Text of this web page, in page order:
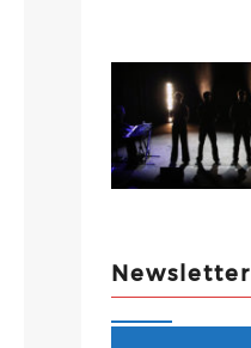
Newsletter